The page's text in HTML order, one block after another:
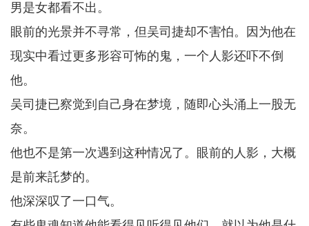
男是女都看不出。
眼前的光景并不寻常，但吴司捷却不害怕。因为他在
现实中看过更多形容可怖的鬼，一个人影还吓不倒
他。
吴司捷已察觉到自己身在梦境，随即心头涌上一股无
奈。
他也不是第一次遇到这种情况了。眼前的人影，大概
是前来託梦的。
他深深叹了一口气。